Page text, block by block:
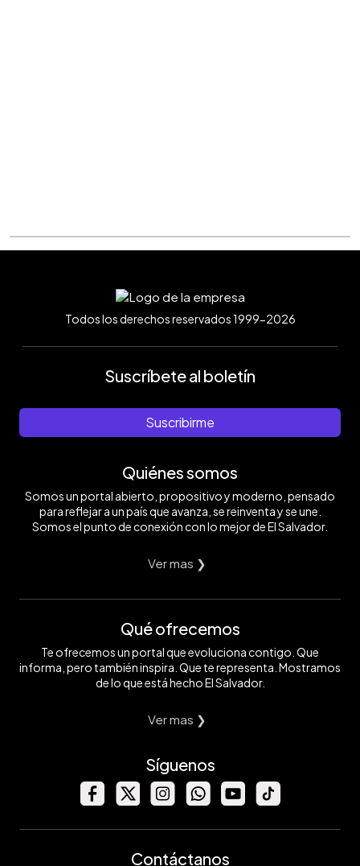
Todos los derechos reservados 1999-2026
Suscríbete al boletín
Suscribirme
Quiénes somos
Somos un portal abierto, propositivo y moderno, pensado
para reflejar a un país que avanza, se reinventa y se une.
Somos el punto de conexión con lo mejor de El Salvador.
Ver mas ❯
Qué ofrecemos
Te ofrecemos un portal que evoluciona contigo. Que
informa, pero también inspira. Que te representa. Mostramos
de lo que está hecho El Salvador.
Ver mas ❯
Síguenos
Contáctanos